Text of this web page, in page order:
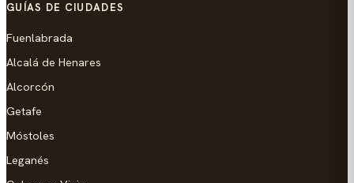
GUÍAS DE CIUDADES
Fuenlabrada
Alcalá de Henares
Alcorcón
Getafe
Móstoles
Leganés